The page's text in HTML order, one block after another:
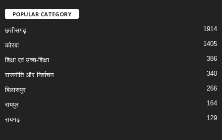
POPULAR CATEGORY
छत्तीसगढ़ 1914
कोरबा 1405
शिक्षा एवं उच्च-शिक्षा 386
राजनीति और निर्वाचन 340
बिलासपुर 266
रायपुर 164
रायगढ़ 129